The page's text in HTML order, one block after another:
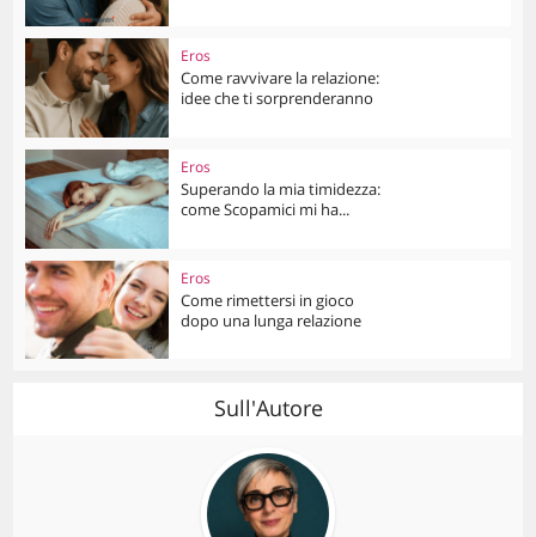
Eros
Come ravvivare la relazione:
idee che ti sorprenderanno
Eros
Superando la mia timidezza:
come Scopamici mi ha...
Eros
Come rimettersi in gioco
dopo una lunga relazione
Sull'Autore